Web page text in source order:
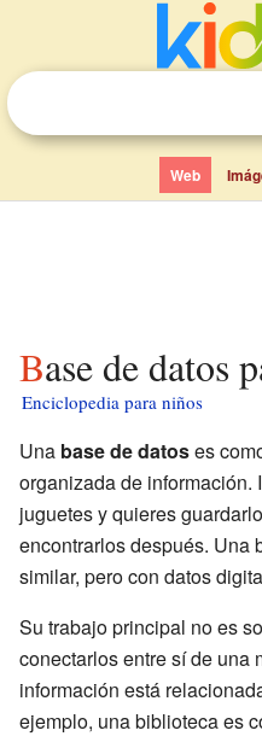
Web
Base de datos
Enciclopedia para niños
Una base de datoses
organizada de información.
juguetes y quieres
encontrarlos después. Una
similar, pero con datos
Su trabajo principal no es
conectarlos entre sí de una
información está
ejemplo, una biblioteca es